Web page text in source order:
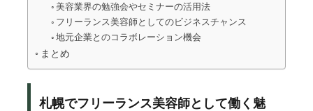
美容業界の勉強会やセミナーの活用法
フリーランス美容師としてのビジネスチャンス
地元企業とのコラボレーション機会
まとめ
札幌でフリーランス美容師として働く魅